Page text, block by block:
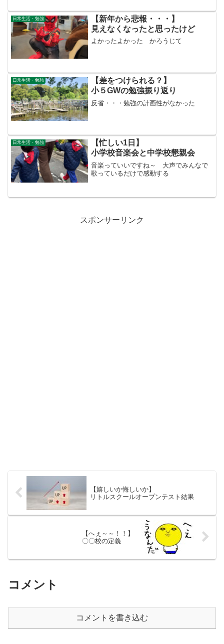
日常生活・勉強
【新年から悲報・・・】
見えなくなったと思ったけど
よかったよかった かろうじて
日常生活・勉強
【差をつけられる？】
小５GWの勉強振り返り
反省・・・勉強の計画性がなかった
日常生活・勉強
【忙しい1日】
小学校音楽会と中学校懇親会
音楽っていいですね～ 大声でみんなで
歌っているだけで感動する
スポンサーリンク
【嬉しいか悔しいか】
リトルスクールオープンテスト結果
【へぇ～～！！】
〇〇校の定義
コメント
コメントを書き込む